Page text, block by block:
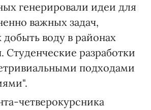
генерировали идеи для
важных задач,
воду в районах
Студенческие разработки
подходами
четверокурсника